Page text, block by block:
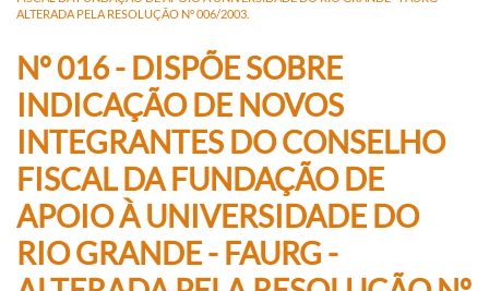
ALTERADA PELA RESOLUÇÃO Nº 006/2003.
Nº 016 - DISPÕE SOBRE
INDICAÇÃO DE NOVOS
INTEGRANTES DO CONSELHO
FISCAL DA FUNDAÇÃO DE
APOIO À UNIVERSIDADE DO
RIO GRANDE - FAURG -